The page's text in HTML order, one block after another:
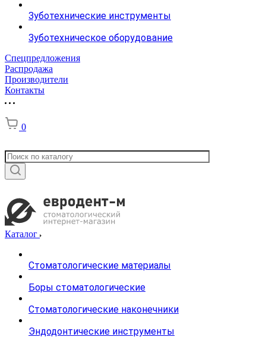
Зуботехнические инструменты
Зуботехническое оборудование
Спецпредложения
Распродажа
Производители
Контакты
0
Каталог
Стоматологические материалы
Боры стоматологические
Стоматологические наконечники
Эндодонтические инструменты